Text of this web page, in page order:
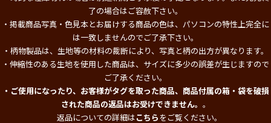
了の場合はご容赦下さい。
・掲載商品写真・色見本とお届けする商品の色は、パソコンの特性上完全に
は一致しませんのでご了承下さい。
・柄物製品は、生地等の材料の裁断により、写真と柄の出方が異なります。
・伸縮性のある生地を使用した商品は、サイズに多少の誤差が生じますので
ご了承ください。
・ご使用になったり、お客様がタグを取った商品、商品付属の箱・袋を破損
された商品の返品はお受けできません。 。
返品についての詳細はこちらをご覧ください。